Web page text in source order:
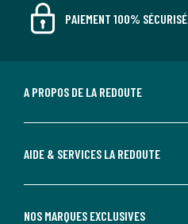
PAIEMENT 100% SÉCURISÉ
A PROPOS DE LA REDOUTE
AIDE & SERVICES LA REDOUTE
NOS MARQUES EXCLUSIVES